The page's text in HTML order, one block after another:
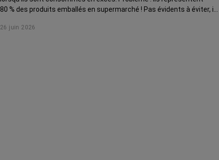
80 % des produits emballés en supermarché ! Pas évidents à éviter, ils
reconnaître et s'en passer.
26 juin 2026